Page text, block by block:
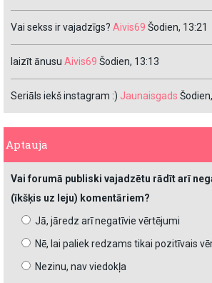
Vai sekss ir vajadzīgs? Aivis69 Šodien, 13:21
laizīt ānusu Aivis69 Šodien, 13:13
Seriāls iekš instagram :) Jaunaisgads
Aptauja
Vai forumā publiski vajadzētu rādīt arī
(īkšķis uz leju) komentāriem?
Jā, jāredz arī negatīvie vērtējumi
Nē, lai paliek redzams tikai pozitīvais
Nezinu, nav viedokļa